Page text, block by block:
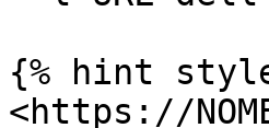
{% hint
<https://